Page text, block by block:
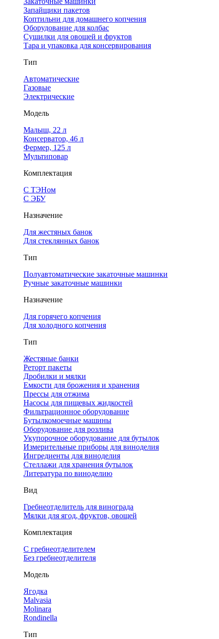
Запайщики пакетов
Коптильни для домашнего копчения
Оборудование для колбас
Сушилки для овощей и фруктов
Тара и упаковка для консервирования
Тип
Автоматические
Газовые
Электрические
Модель
Малыш, 22 л
Консерватор, 46 л
Фермер, 125 л
Мультиповар
Комплектация
С ТЭНом
С ЭБУ
Назначение
Для жестяных банок
Для стеклянных банок
Тип
Полуавтоматические закаточные машинки
Ручные закаточные машинки
Назначение
Для горячего копчения
Для холодного копчения
Тип
Жестяные банки
Реторт пакеты
Дробилки и мялки
Емкости для брожения и хранения
Прессы для отжима
Насосы для пищевых жидкостей
Фильтрационное оборудование
Бутылкомоечные машины
Оборудование для розлива
Укупорочное оборудование для бутылок
Измерительные приборы для виноделия
Ингредиенты для виноделия
Стеллажи для хранения бутылок
Литература по виноделию
Вид
Гребнеотделитель для винограда
Мялки для ягод, фруктов, овощей
Комплектация
С гребнеотделителем
Без гребнеотделителя
Модель
Ягодка
Malvasia
Molinara
Rondinella
Тип